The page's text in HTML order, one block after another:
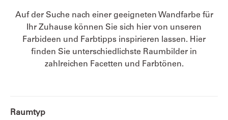
Kinderzimmer
Farbenfreunde
Auf der Suche nach einer geeigneten Wandfarbe für
Ihr Zuhause können Sie sich hier von unseren
Farbideen und Farbtipps inspirieren lassen. Hier
finden Sie unterschiedlichste Raumbilder in
zahlreichen Facetten und Farbtönen.
Raumtyp